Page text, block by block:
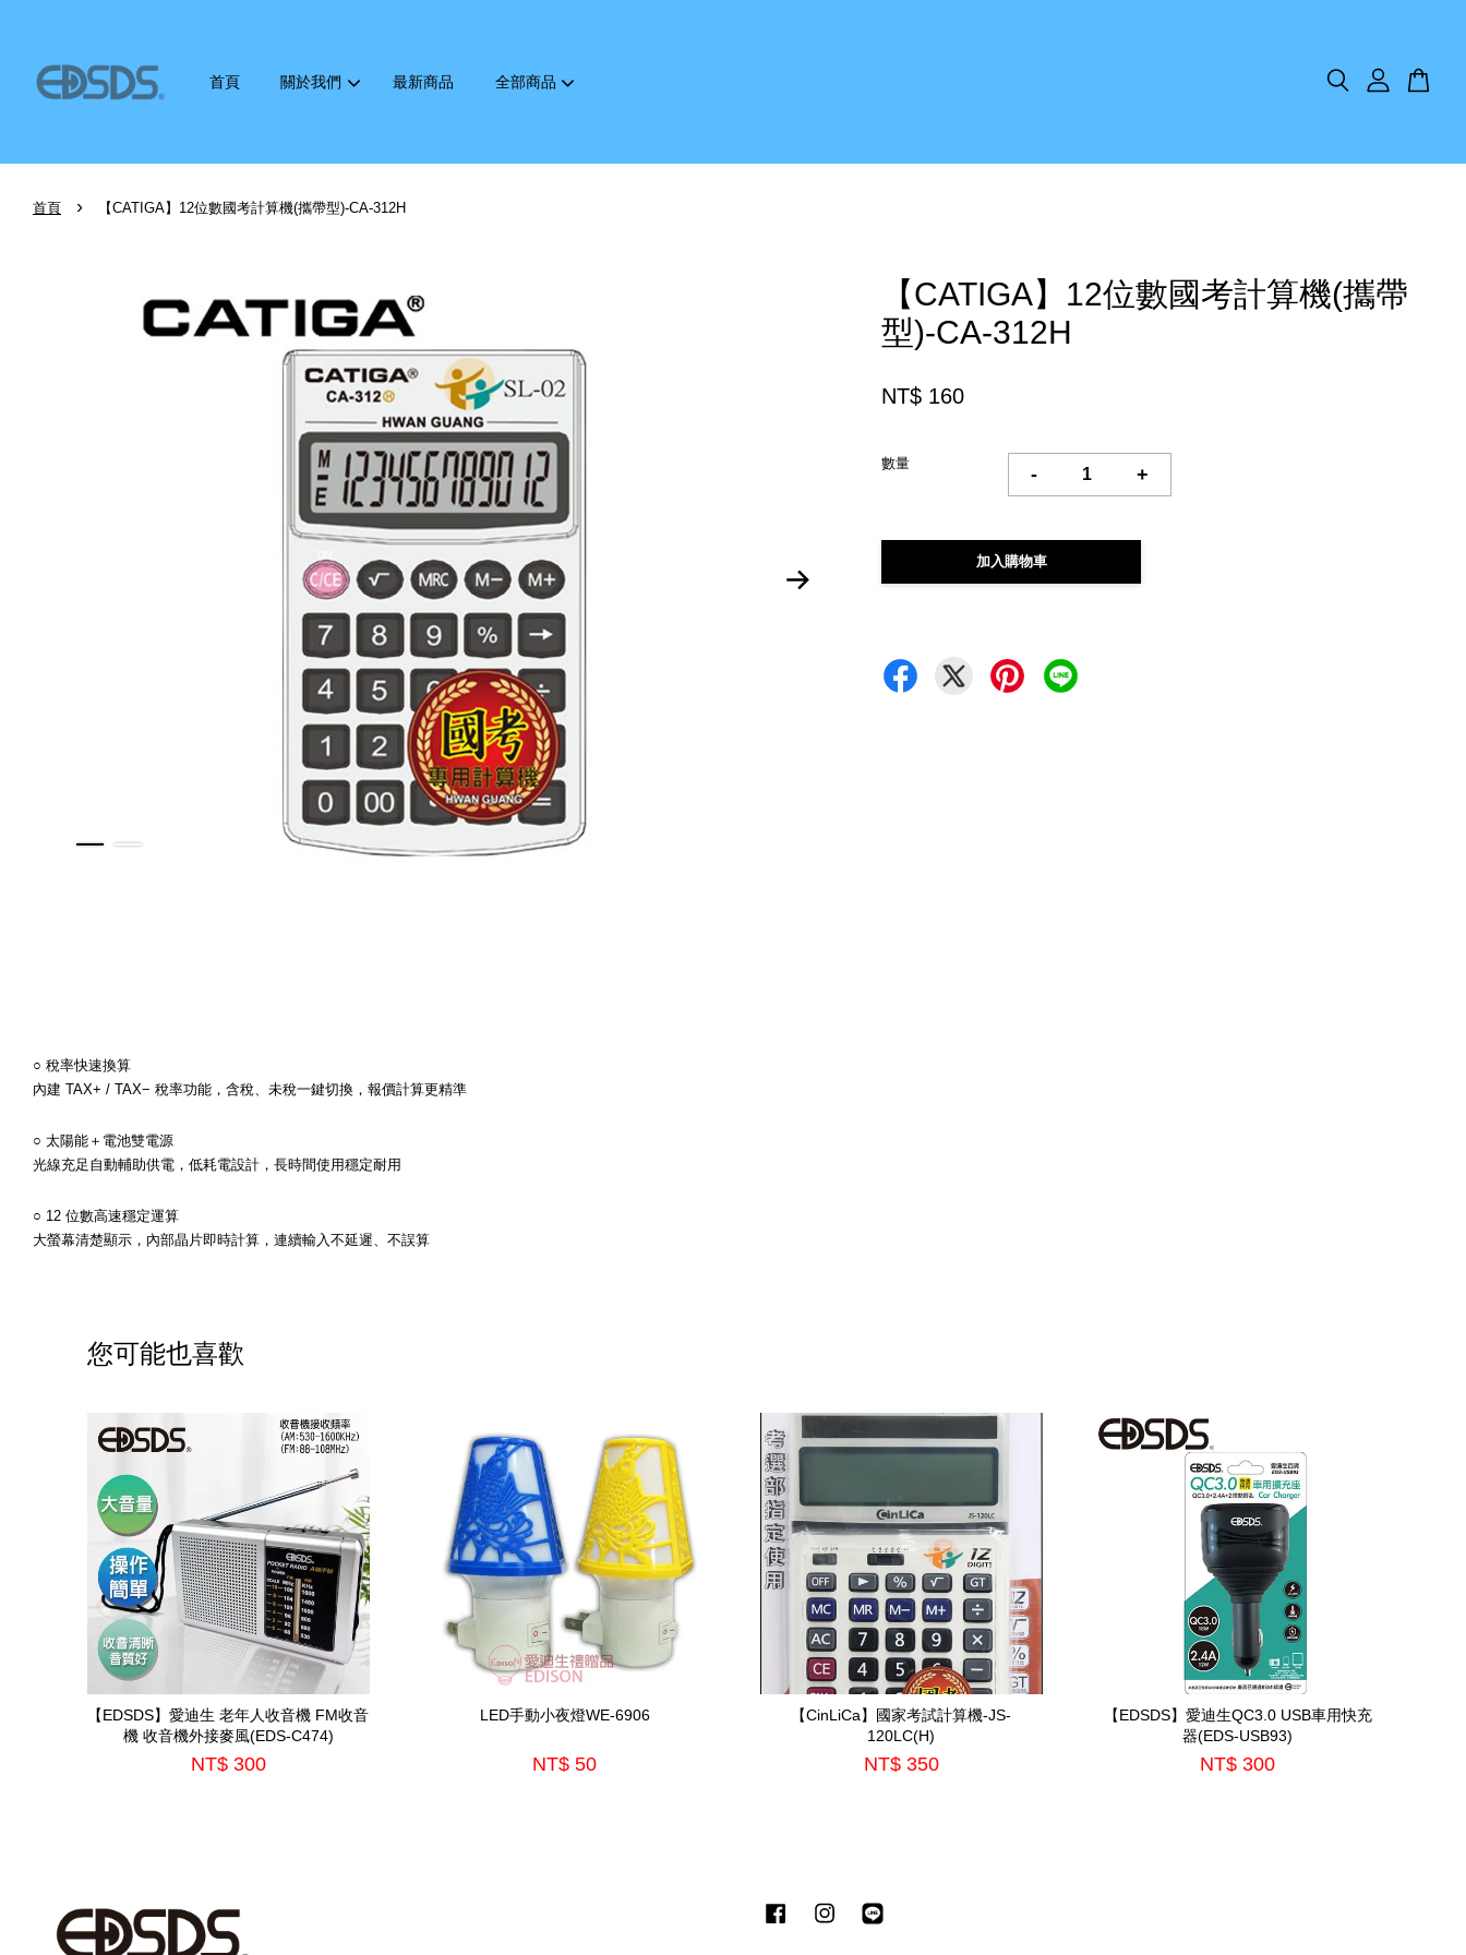
首頁 關於我們 最新商品 全部商品
首頁 › 【CATIGA】12位數國考計算機(攜帶型)-CA-312H
【CATIGA】12位數國考計算機(攜帶
型)-CA-312H
NT$ 160
數量
- +
加入購物車
○ 稅率快速換算
內建 TAX+ / TAX− 稅率功能，含稅、未稅一鍵切換，報價計算更精準
○ 太陽能＋電池雙電源
光線充足自動輔助供電，低耗電設計，長時間使用穩定耐用
○ 12 位數高速穩定運算
大螢幕清楚顯示，內部晶片即時計算，連續輸入不延遲、不誤算
您可能也喜歡
【EDSDS】愛迪生 老年人收音機 FM收音
機 收音機外接麥風(EDS-C474)
NT$ 300
LED手動小夜燈WE-6906
NT$ 50
【CinLiCa】國家考試計算機-JS-
120LC(H)
NT$ 350
【EDSDS】愛迪生QC3.0 USB車用快充
器(EDS-USB93)
NT$ 300
Facebook Instagram